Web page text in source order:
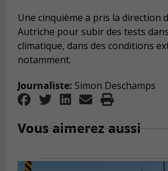
Une cinquième a pris la direction
Autriche pour subir des tests
climatique, dans des conditions
notamment.
Journaliste: Simon Deschamps
Vous aimerez aussi